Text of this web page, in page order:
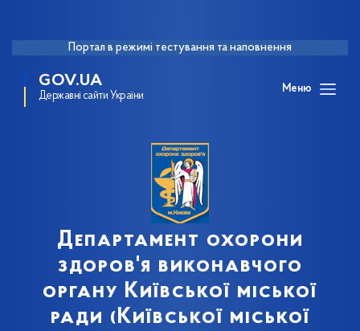
Портал в режимі тестування та наповнення
GOV.UA
Державні сайти України
Меню
Департамент охорони
здоров'я виконавчого
органу Київської міської
ради (Київської міської